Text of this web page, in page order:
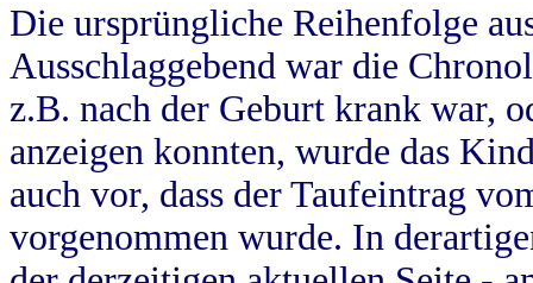
Die ursprüngliche Reihenfolge
Ausschlaggebend war die
z.B. nach der Geburt krank war,
anzeigen konnten, wurde das
auch vor, dass der Taufeintrag
vorgenommen wurde. In